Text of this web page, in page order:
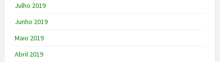
Julho 2019
Junho 2019
Maio 2019
Abril 2019